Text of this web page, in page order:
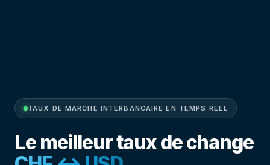
TAUX DE MARCHÉ INTERBANCAIRE EN TEMPS RÉEL
Le meilleur taux de change